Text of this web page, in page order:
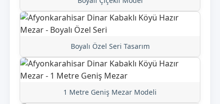
Boyalı Özel Seri Tasarım
1 Metre Geniş Mezar Modeli